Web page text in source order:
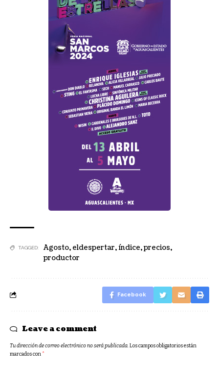
TAGGED: Agosto, eldespertar, índice,precios,
productor
Facebook
Leave a comment
Tu dirección de correo electrónico no será publicada.Los campos obligatorios están
marcados con*